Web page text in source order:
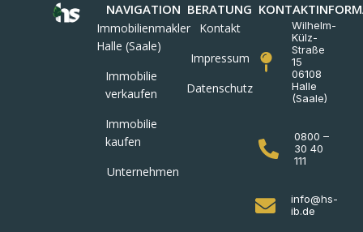
NAVIGATION
Immobilienmakler
Halle (Saale)
Immobilie
verkaufen
Immobilie
kaufen
Unternehmen
BERATUNG
Kontakt
Impressum
Datenschutz
Wilhelm-
Külz-
Straße
15
06108
Halle
(Saale)
0800 –
30 40
111
info@hs-
ib.de